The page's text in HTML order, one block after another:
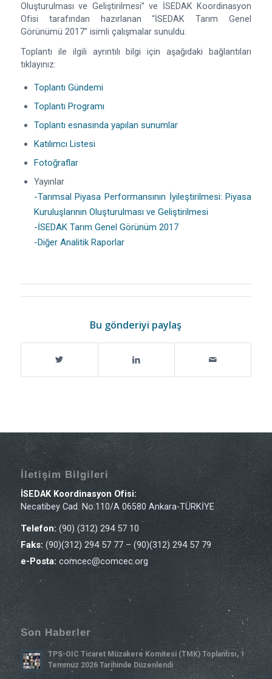
Oluşturulması ve Geliştirilmesi” ve İSEDAK Koordinasyon
Ofisi tarafından hazırlanan “İSEDAK Tarım Genel
Görünümü 2017” isimli çalışmalar sunuldu.
Toplantı ile ilgili ayrıntılı bilgi için aşağıdaki bağlantıları
tıklayınız:
Toplantı Gündemi
Toplantı Programı
Toplantı esnasında yapılan sunumlar
Katılımcı Listesi
Fotoğraflar
Yayınlar
-Tarımsal Piyasa Performansının İyileştirilmesi: Piyasa
Kuruluşlarının Oluşturulması ve Geliştirilmesi
-İSEDAK Tarım Genel Görünüm 2017
-Diğer Analitik Raporlar
Bu gönderiyi paylaş
İletişim Bilgileri
İSEDAK Koordinasyon Ofisi:
Necatibey Cad. No:110/A 06580 Ankara-TÜRKİYE
Telefon:(90) (312) 294 57 10
Faks:(90)(312) 294 57 77 – (90)(312) 294 57 79
e-Posta:comcec@comcec.org
Son Haberler
TPS-OIC Ticaret Müzakere Komitesi (TMK) Toplantısı, 1
Temmuz 2026 Tarihinde Düzenlendi